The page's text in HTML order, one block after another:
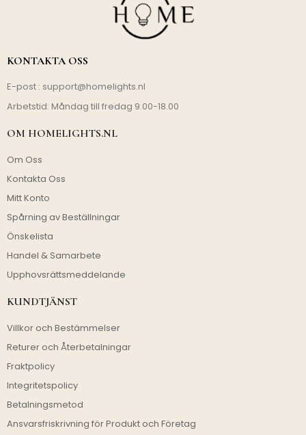
KONTAKTA OSS
E-post : support@homelights.nl
Arbetstid: Måndag till fredag 9.00-18.00
OM HOMELIGHTS.NL
Om Oss
Kontakta Oss
Mitt Konto
Spårning av Beställningar
Önskelista
Handel & Samarbete
Upphovsrättsmeddelande
KUNDTJÄNST
Villkor och Bestämmelser
Returer och Återbetalningar
Fraktpolicy
Integritetspolicy
Betalningsmetod
Ansvarsfriskrivning för Produkt och Företag